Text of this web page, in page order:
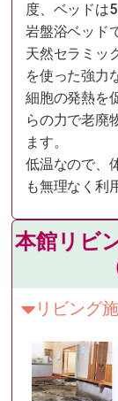
度、ベッドは
岩盤浴ベッド
天然セラミッ
を使った強力
細胞の発熱を
らの力で老廃
ます。
低温なので、
も無理なく利
本館リビ
リビング